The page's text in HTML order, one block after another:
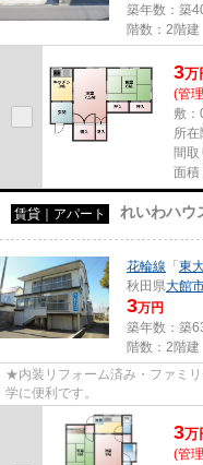
築年数：築
階数：2階建
3万
(管
敷：
所
間
面積
賃貸｜アパート れいわハウ
花輪線 「 東
秋田県大館
3万円
築年数：築
階数：2階建
★内装リフォーム済み・ファミ
学に便利です。
3万
(管